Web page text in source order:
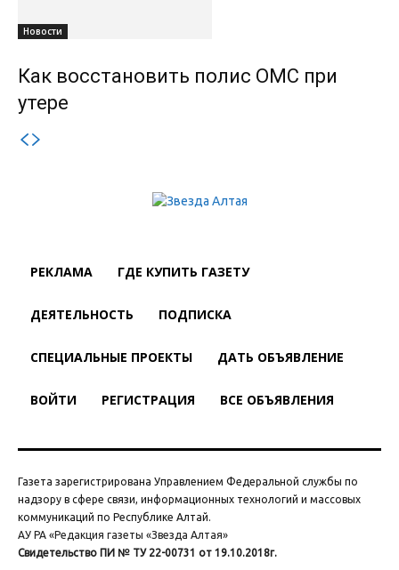
Новости
Как восстановить полис ОМС при
утере
РЕКЛАМА ГДЕ КУПИТЬ ГАЗЕТУ
ДЕЯТЕЛЬНОСТЬ ПОДПИСКА
СПЕЦИАЛЬНЫЕ ПРОЕКТЫ ДАТЬ ОБЪЯВЛЕНИЕ
ВОЙТИ РЕГИСТРАЦИЯ ВСЕ ОБЪЯВЛЕНИЯ
Газета зарегистрирована Управлением Федеральной службы по
надзору в сфере связи, информационных технологий и массовых
коммуникаций по Республике Алтай.
АУ РА «Редакция газеты «Звезда Алтая»
Свидетельство ПИ № ТУ 22-00731 от 19.10.2018г.